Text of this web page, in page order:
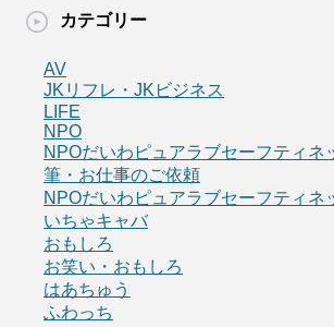
カテゴリー
AV
JKリフレ・JKビジネス
LIFE
NPO
NPOだいわピュアラブセーフティネ
筆・お仕事のご依頼
NPOだいわピュアラブセーフティネ
いちゃキャバ
おもしろ
お笑い・おもしろ
はあちゅう
ふわっち